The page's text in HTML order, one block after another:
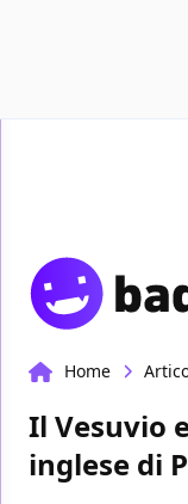
Home
Il Vesuvio
inglese di